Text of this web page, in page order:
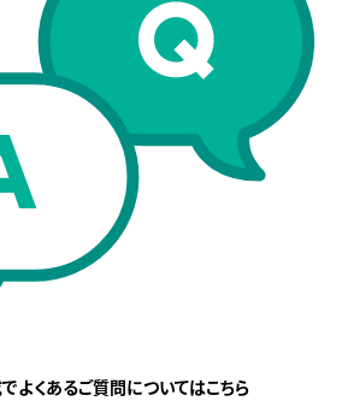
よくあるご質問についてはこちら